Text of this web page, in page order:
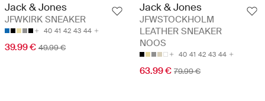
Jack & Jones
JFWKIRK SNEAKER
40 41 42 43 44
39.99 € 49.99 €
Jack & Jones
JFWSTOCKHOLM
LEATHER SNEAKER
NOOS
40 41 42 43 44
63.99 € 79.99 €